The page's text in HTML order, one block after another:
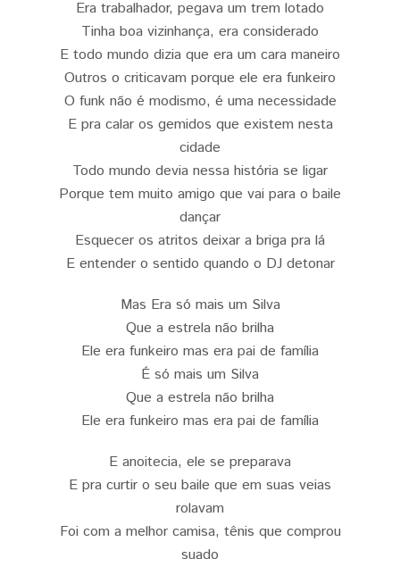
Era trabalhador, pegava um trem lotado
Tinha boa vizinhança, era considerado
E todo mundo dizia que era um cara maneiro
Outros o criticavam porque ele era funkeiro
O funk não é modismo, é uma necessidade
E pra calar os gemidos que existem nesta
cidade
Todo mundo devia nessa história se ligar
Porque tem muito amigo que vai para o baile
dançar
Esquecer os atritos deixar a briga pra lá
E entender o sentido quando o DJ detonar
Mas Era só mais um Silva
Que a estrela não brilha
Ele era funkeiro mas era pai de família
É só mais um Silva
Que a estrela não brilha
Ele era funkeiro mas era pai de família
E anoitecia, ele se preparava
E pra curtir o seu baile que em suas veias
rolavam
Foi com a melhor camisa, tênis que comprou
suado